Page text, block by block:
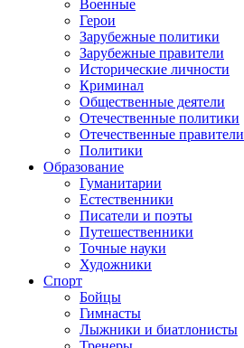
Военные
Герои
Зарубежные политики
Зарубежные правители
Исторические личности
Криминал
Общественные деятели
Отечественные политики
Отечественные правители
Политики
Образование
Гуманитарии
Естественники
Писатели и поэты
Путешественники
Точные науки
Художники
Спорт
Бойцы
Гимнасты
Лыжники и биатлонисты